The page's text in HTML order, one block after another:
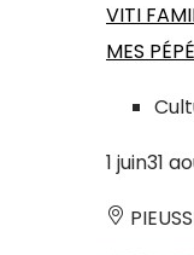
VITI
MES
1 juin31